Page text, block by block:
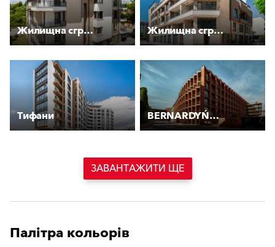
Жилищна сграда Мирели Жилищна сграда Креатив
Тифани BERNARDYŃSKA 4
ЗАВАНТАЖИТИ ЩЕ
Палітра кольорів